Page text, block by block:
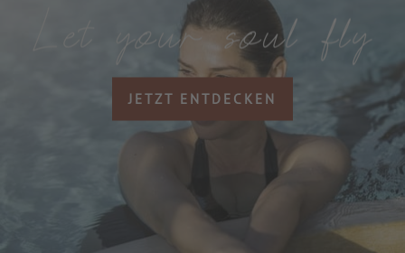
JETZT ENTDECKEN